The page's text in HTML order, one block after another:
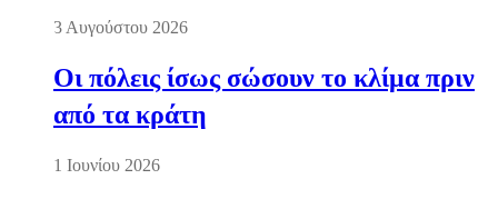
3 Αυγούστου 2026
Οι πόλεις ίσως σώσουν το κλίμα πριν
από τα κράτη
1 Ιουνίου 2026